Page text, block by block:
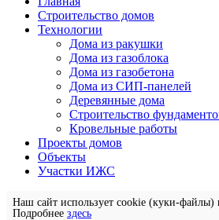
Строительство домов
Технологии
Дома из ракушки
Дома из газоблока
Дома из газобетона
Дома из СИП-панелей
Деревянные дома
Строительство
Кровельные работы
Проекты домов
Объекты
Участки ИЖС
Наш сайт использует cookie (куки-файлы)
Подробнее здесь